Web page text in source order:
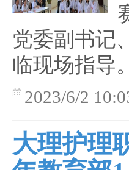
党委副书记
临现场指导
2023/6/2
大理护理